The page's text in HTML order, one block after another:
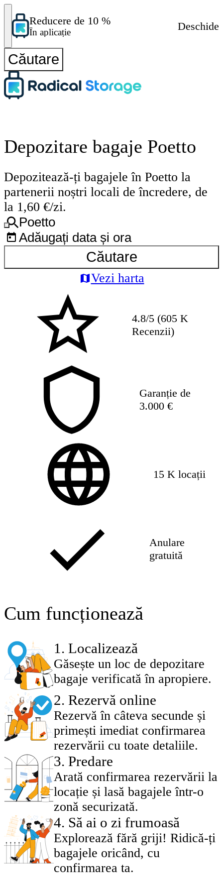
Reducere de 10 %
În aplicație
Deschide
Căutare
Depozitare bagaje Poetto
Depozitează-ți bagajele în Poetto la
partenerii noștri locali de încredere, de
la 1,60 €/zi.
Poetto
Adăugați data și ora
Căutare
Vezi harta
4.8/5 (605 K
Recenzii)
Garanție de
3.000 €
15 K locații
Anulare
gratuită
Cum funcționează
1 . Localizează
Găsește un loc de depozitare
bagaje verificată în apropiere.
2. Rezervă online
Rezervă în câteva secunde și
primești imediat confirmarea
rezervării cu toate detaliile.
3. Predare
Arată confirmarea rezervării la
locație și lasă bagajele într-o
zonă securizată.
4. Să ai o zi frumoasă
Explorează fără griji! Ridică-ți
bagajele oricând, cu
confirmarea ta.